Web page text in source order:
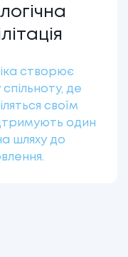
створює
де
своїм
один
шляху до